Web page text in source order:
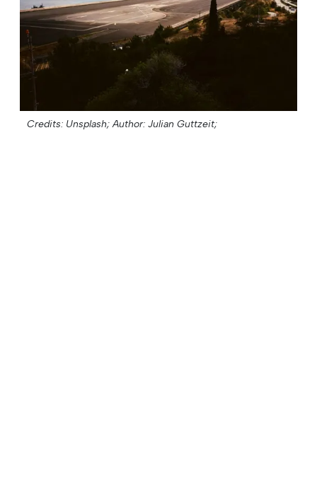
Credits: Unsplash; Author: Julian Guttzeit;